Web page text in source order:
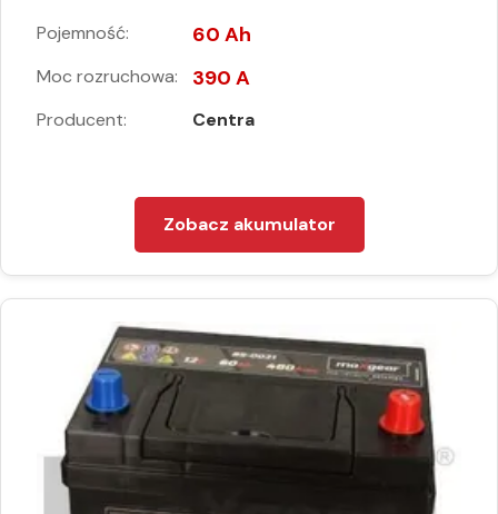
Pojemność: 60 Ah
Moc rozruchowa: 390 A
Producent: Centra
Zobacz akumulator